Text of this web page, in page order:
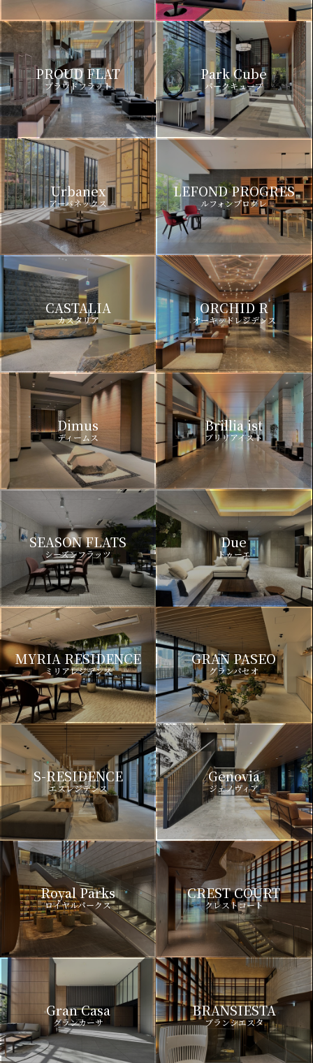
PROUD FLAT
プラウドフラット
Park Cube
パークキューブ
Urbanex
アーバネックス
LEFOND PROGRES
ルフォンプログレ
CASTALIA
カスタリア
ORCHID R
オーキッドレジデンス
Dimus
ディームス
Brillia ist
ブリリアイスト
SEASON FLATS
シーズンフラッツ
Due
ドゥーエ
MYRIA RESIDENCE
ミリアレジデンス
GRAN PASEO
グランパセオ
S-RESIDENCE
エスレジデンス
Genovia
ジェノヴィア
Royal Parks
ロイヤルパークス
CREST COURT
クレストコート
Gran Casa
グランカーサ
BRANSIESTA
ブランシエスタ